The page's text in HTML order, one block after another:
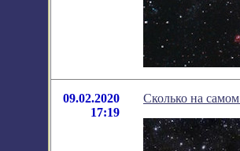
09.02.2020
17:19
Сколько на